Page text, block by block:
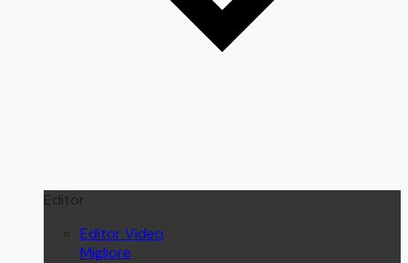
Editor
Editor Video
Migliore